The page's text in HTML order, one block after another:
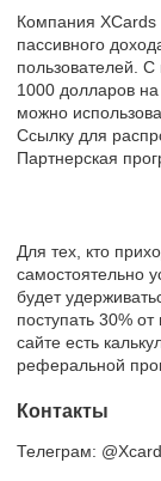
Компания XCards
пассивного
пользователей.
1000 долларов
можно
Ссылку для
Партнерская
Для тех, кто
самостоятельно
будет
поступать 30%
сайте есть
реферальной
Контакты
Телеграм: